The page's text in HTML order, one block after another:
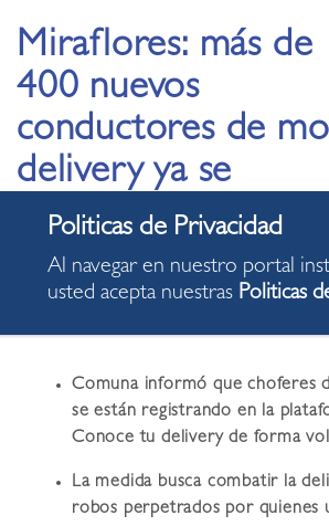
Miraflores: más de
400 nuevos
conductores de
delivery ya se
encuentran
empadronados
Comuna informó que choferes
se están registrando en la
Conoce tu delivery de forma
La medida busca combatir la
robos perpetrados por quienes
Al navegar en nuestro portal
usted acepta nuestras Politicas